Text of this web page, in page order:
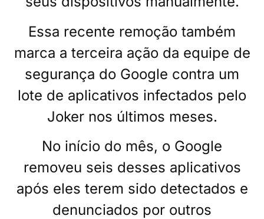
Essa recente remoção também
marca a terceira ação da equipe de
segurança do Google contra um
lote de aplicativos infectados pelo
Joker nos últimos meses.
No início do mês, o Google
removeu seis desses aplicativos
após eles terem sido detectados e
denunciados por outros